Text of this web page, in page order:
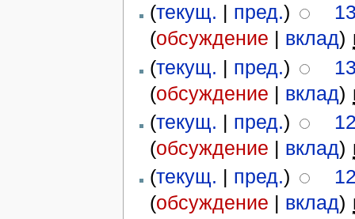
(текущ. | пред.)
(обсуждение | вклад)
(текущ. | пред.)
(обсуждение | вклад)
(текущ. | пред.)
(обсуждение | вклад)
(текущ. | пред.)
(обсуждение | вклад)